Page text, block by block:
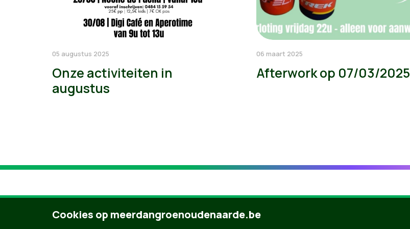
05 augustus 2025
Onze activiteiten in
augustus
06 maart 2025
Afterwork op 07/03/2025
Cookies op meerdangroenoudenaarde.be